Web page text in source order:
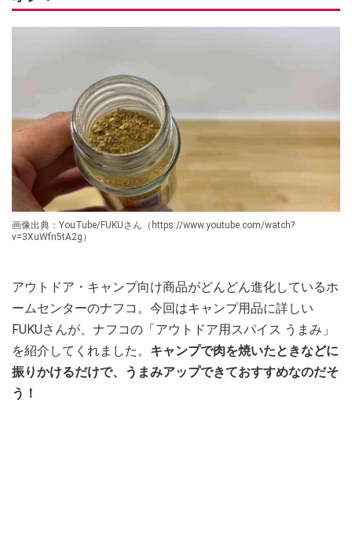
画像出典：YouTube/FUKUさん（https://www.youtube.com/watch?
v=3XuWfn5tA2g）
アウトドア・キャンプ向け商品がどんどん進化しているホ
ームセンターのナフコ。今回はキャンプ用品に詳しい
FUKUさんが、ナフコの「アウトドア用スパイス うまみ」
を紹介してくれました。 キャンプで肉を焼いたときなどに
振りかけるだけで、うまみアップできておすすめなのだそ
う！